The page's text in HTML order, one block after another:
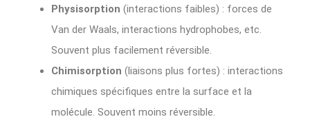
Physisorption (interactions faibles) : forces de
Van der Waals, interactions hydrophobes, etc.
Souvent plus facilement réversible.
Chimisorption (liaisons plus fortes) : interactions
chimiques spécifiques entre la surface et la
molécule. Souvent moins réversible.